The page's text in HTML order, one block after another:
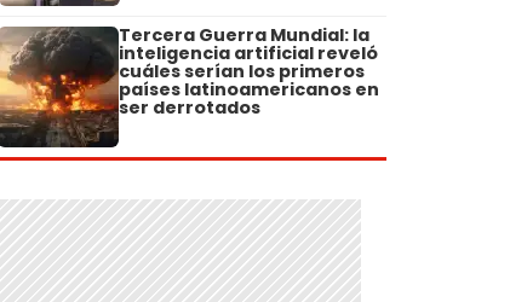
Tercera Guerra Mundial: la
inteligencia artificial reveló
cuáles serían los primeros
países latinoamericanos en
ser derrotados